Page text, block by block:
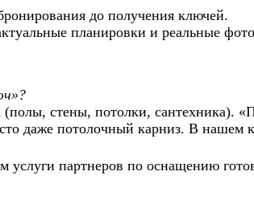
до получения ключей.
планировки и реальные
стены, потолки, сантехника).
даже потолочный карниз. В нашем
услуги партнеров по оснащению